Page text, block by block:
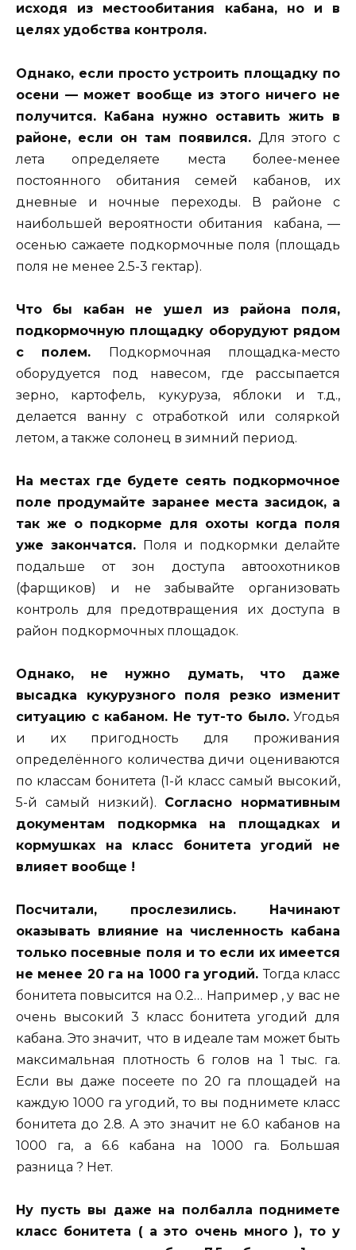
исходя из местообитания кабана, но и в
целях удобства контроля.
Однако, если просто устроить площадку по
осени — может вообще из этого ничего не
получится. Кабана нужно оставить жить в
районе, если он там появился. Для этого с
лета определяете места более-менее
постоянного обитания семей кабанов, их
дневные и ночные переходы. В районе с
наибольшей вероятности обитания кабана, —
осенью сажаете подкормочные поля (площадь
поля не менее 2.5-3 гектар).
Что бы кабан не ушел из района поля,
подкормочную площадку оборудуют рядом
с полем. Подкормочная площадка-место
оборудуется под навесом, где рассыпается
зерно, картофель, кукуруза, яблоки и т.д.,
делается ванну с отработкой или соляркой
летом, а также солонец в зимний период.
На местах где будете сеять подкормочное
поле продумайте заранее места засидок, а
так же о подкорме для охоты когда поля
уже закончатся. Поля и подкормки делайте
подальше от зон доступа автоохотников
(фарщиков) и не забывайте организовать
контроль для предотвращения их доступа в
район подкормочных площадок.
Однако, не нужно думать, что даже
высадка кукурузного поля резко изменит
ситуацию с кабаном. Не тут-то было.Угодья
и их пригодность для проживания
определённого количества дичи оцениваются
по классам бонитета (1-й класс самый высокий,
5-й самый низкий). Согласно нормативным
документам подкормка на площадках и
кормушках на класс бонитета угодий не
влияет вообще !
Посчитали, прослезились. Начинают
оказывать влияние на численность кабана
только посевные поля и то если их имеется
не менее 20 га на 1000 га угодий.Тогда класс
бонитета повысится на 0.2… Например , у вас не
очень высокий 3 класс бонитета угодий для
кабана. Это значит, что в идеале там может быть
максимальная плотность 6 голов на 1 тыс. га.
Если вы даже посеете по 20 га площадей на
каждую 1000 га угодий, то вы поднимете класс
бонитета до 2.8. А это значит не 6.0 кабанов на
1000 га, а 6.6 кабана на 1000 га. Большая
разница ? Нет.
Ну пусть вы даже на полбалла поднимете
класс бонитета ( а это очень много ), то у